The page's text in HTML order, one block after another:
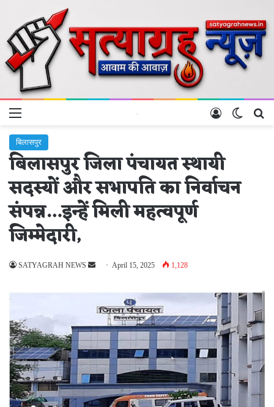
Menu Switch
Log In
बिलासपुर
बिलासपुर जिला पंचायत स्थायी
सदस्यों और सभापति का निर्वाचन
संपन्न…इन्हें मिली महत्वपूर्ण
जिम्मेदारी,
SATYAGRAH NEWS
Send
email
April 15, 2025 1,128